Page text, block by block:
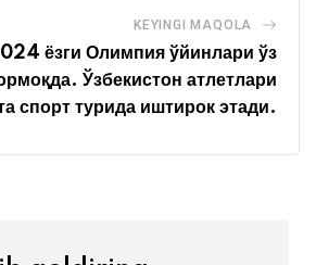
KEYINGI MAQOLA
ёзги Олимпия ўйинлари ўз
Ўзбекистон атлетлари
спорт турида иштирок этади.